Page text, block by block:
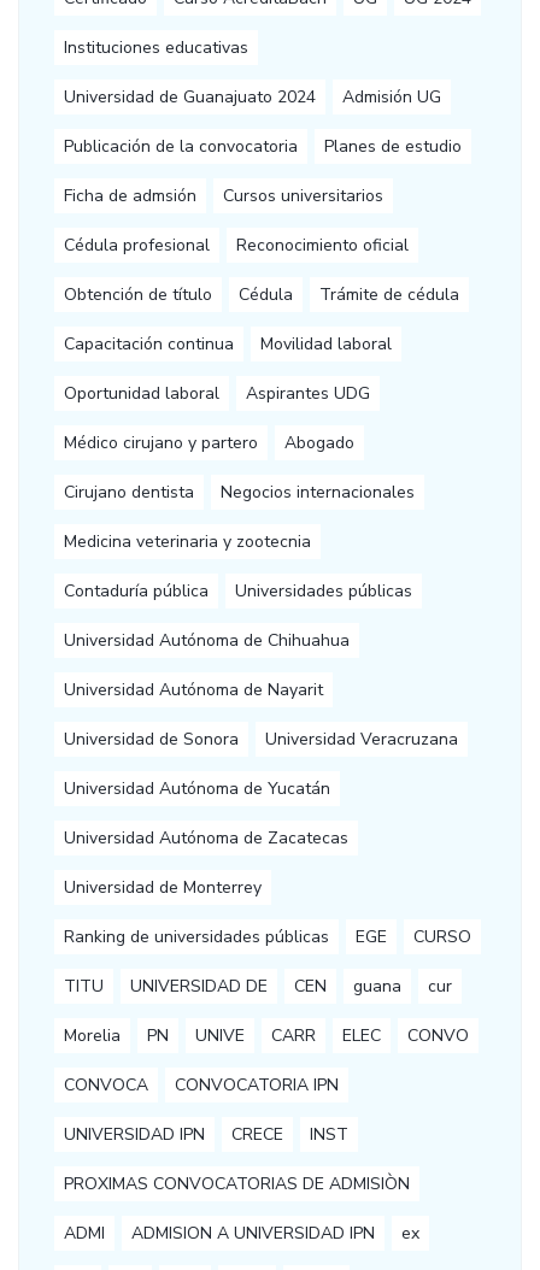
Instituciones educativas
Universidad de Guanajuato 2024 Admisión UG
Publicación de la convocatoria Planes de estudio
Ficha de admsión Cursos universitarios
Cédula profesional Reconocimiento oficial
Obtención de título Cédula Trámite de cédula
Capacitación continua Movilidad laboral
Oportunidad laboral Aspirantes UDG
Médico cirujano y partero Abogado
Cirujano dentista Negocios internacionales
Medicina veterinaria y zootecnia
Contaduría pública Universidades públicas
Universidad Autónoma de Chihuahua
Universidad Autónoma de Nayarit
Universidad de Sonora Universidad Veracruzana
Universidad Autónoma de Yucatán
Universidad Autónoma de Zacatecas
Universidad de Monterrey
Ranking de universidades públicas EGE CURSO
TITU UNIVERSIDAD DE CEN guana cur
Morelia PN UNIVE CARR ELEC CONVO
CONVOCA CONVOCATORIA IPN
UNIVERSIDAD IPN CRECE INST
PROXIMAS CONVOCATORIAS DE ADMISIÒN
ADMI ADMISION A UNIVERSIDAD IPN ex